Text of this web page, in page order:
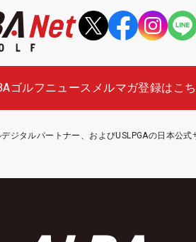
ゴルフニュース メルマガ登録はこ
ジタルパートナー、およびUSLPGAの日本公式